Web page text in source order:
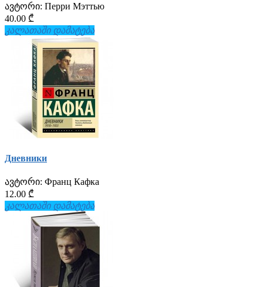
ავტორი: Перри Мэттью
40.00 ₾
კალათაში დამატება
Дневники
ავტორი: Франц Кафка
12.00 ₾
კალათაში დამატება